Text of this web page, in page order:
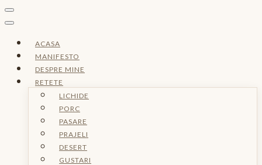
ACASA
MANIFESTO
DESPRE MINE
RETETE
LICHIDE
PORC
PASARE
PRAJELI
DESERT
GUSTARI